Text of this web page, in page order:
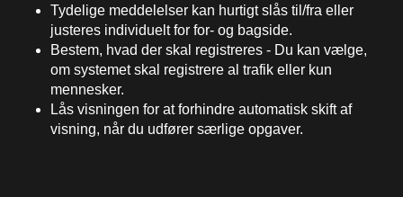
Tydelige meddelelser kan hurtigt slås til/fra eller
justeres individuelt for for- og bagside.
Bestem, hvad der skal registreres - Du kan vælge,
om systemet skal registrere al trafik eller kun
mennesker.
Lås visningen for at forhindre automatisk skift af
visning, når du udfører særlige opgaver.